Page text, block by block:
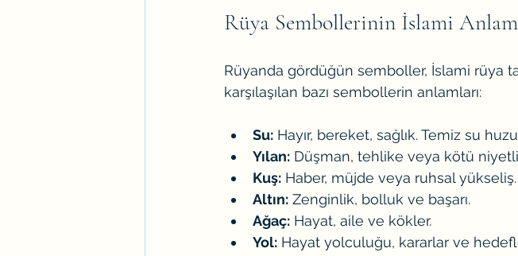
Rüya Sembollerinin İslami
Rüyanda gördüğün semboller, İslami rüya
karşılaşılan bazı sembollerin anlamları:
Su: Hayır, bereket, sağlık. Temiz su
Yılan: Düşman, tehlike veya kötü
Kuş: Haber, müjde veya ruhsal yükseliş.
Altın: Zenginlik, bolluk ve başarı.
Ağaç: Hayat, aile ve kökler.
Yol: Hayat yolculuğu, kararlar ve